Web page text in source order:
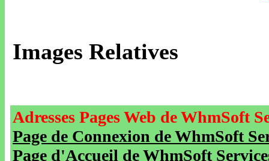
Images Relatives
Adresses Pages Web de WhmSoft
Page de Connexion de WhmSoft
Page d'Accueil de WhmSoft